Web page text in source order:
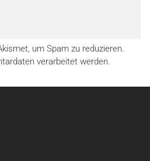
um Spam zu reduzieren.
verarbeitet werden.